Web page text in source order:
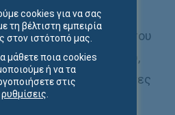
αφού εκτιμήσει τα
που θέτουν υπόψιν του
του υπόχρεου,
και με βάση τους κανόνες
να επιδικάσει
cookies για να σας
τη βέλτιστη εμπειρία
στον ιστότοπό μας.
μάθετε ποια cookies
ή να τα
στις
ρυθμίσεις